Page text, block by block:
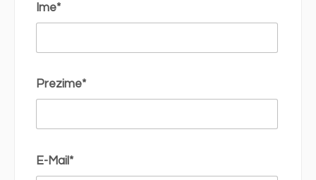
Ime*
Prezime*
E-Mail*